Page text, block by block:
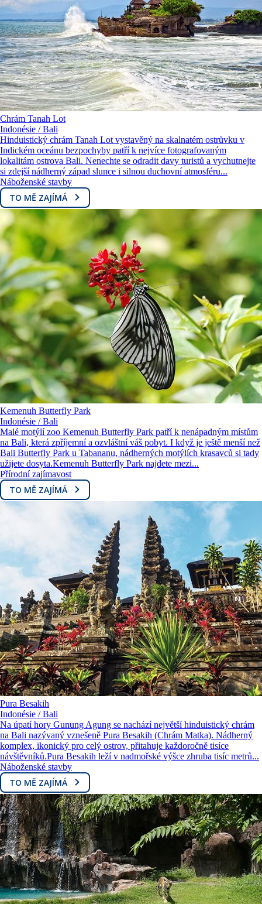
Chrám Tanah Lot
Indonésie / Bali
Hinduistický chrám Tanah Lot vystavěný na skalnatém ostrůvku v
Indickém oceánu bezpochyby patří k nejvíce fotografovaným
lokalitám ostrova Bali. Nenechte se odradit davy turistů a vychutnejte
si zdejší nádherný západ slunce i silnou duchovní atmosféru...
Náboženské stavby
TO MĚ ZAJÍMÁ
Kemenuh Butterfly Park
Indonésie / Bali
Malé motýlí zoo Kemenuh Butterfly Park patří k nenápadným místům
na Bali, která zpříjemní a ozvláštní váš pobyt. I když je ještě menší než
Bali Butterfly Park u Tabananu, nádherných motýlích krasavců si tady
užijete dosyta.Kemenuh Butterfly Park najdete mezi...
Přírodní zajímavost
TO MĚ ZAJÍMÁ
Pura Besakih
Indonésie / Bali
Na úpatí hory Gunung Agung se nachází největší hinduistický chrám
na Bali nazývaný vznešeně Pura Besakih (Chrám Matka). Nádherný
komplex, ikonický pro celý ostrov, přitahuje každoročně tisíce
návštěvníků.Pura Besakih leží v nadmořské výšce zhruba tisíc metrů...
Náboženské stavby
TO MĚ ZAJÍMÁ